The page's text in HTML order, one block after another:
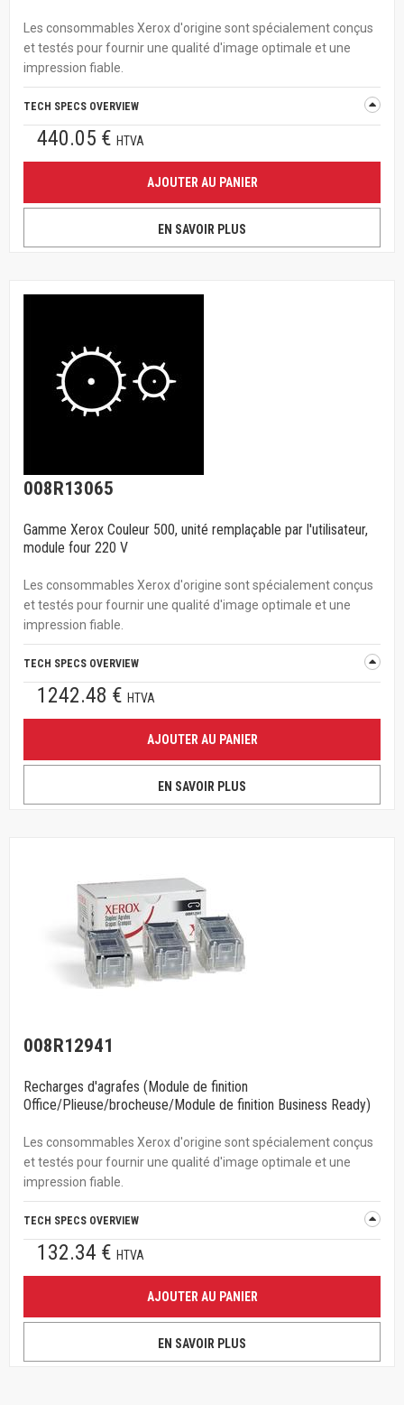
Les consommables Xerox d'origine sont spécialement conçus
et testés pour fournir une qualité d'image optimale et une
impression fiable.
TECH SPECS OVERVIEW
440.05 € HTVA
AJOUTER AU PANIER
EN SAVOIR PLUS
008R13065
Gamme Xerox Couleur 500, unité remplaçable par l'utilisateur,
module four 220 V
Les consommables Xerox d'origine sont spécialement conçus
et testés pour fournir une qualité d'image optimale et une
impression fiable.
TECH SPECS OVERVIEW
1242.48 € HTVA
AJOUTER AU PANIER
EN SAVOIR PLUS
008R12941
Recharges d'agrafes (Module de finition
Office/Plieuse/brocheuse/Module de finition Business Ready)
Les consommables Xerox d'origine sont spécialement conçus
et testés pour fournir une qualité d'image optimale et une
impression fiable.
TECH SPECS OVERVIEW
132.34 € HTVA
AJOUTER AU PANIER
EN SAVOIR PLUS